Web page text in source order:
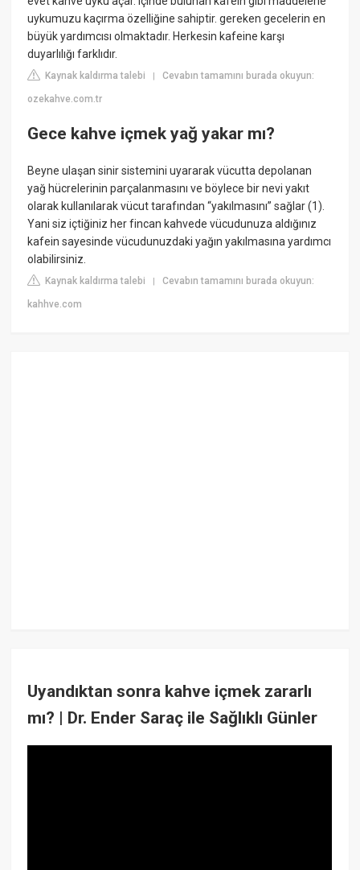
uykumuzu kaçırma özelliğine sahiptir. gereken gecelerin en
büyük yardımcısı olmaktadır. Herkesin kafeine karşı
duyarlılığı farklıdır.
Kaynak kaldırma talebi |Cevabın tamamını burada okuyun:
ozekahve.com.tr
Gece kahve içmek yağ yakar mı?
Beyne ulaşan sinir sistemini uyararak vücutta depolanan
yağ hücrelerinin parçalanmasını ve böylece bir nevi yakıt
olarak kullanılarak vücut tarafından “yakılmasını” sağlar (1).
Yani siz içtiğiniz her fincan kahvede vücudunuza aldığınız
kafein sayesinde vücudunuzdaki yağın yakılmasına yardımcı
olabilirsiniz.
Kaynak kaldırma talebi |Cevabın tamamını burada okuyun:
kahhve.com
Uyandıktan sonra kahve içmek zararlı
mı? | Dr. Ender Saraç ile Sağlıklı Günler